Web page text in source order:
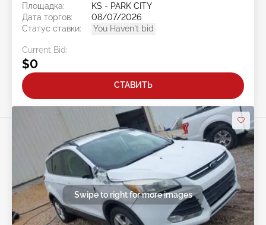
Площадка:
KS - PARK CITY
Дата торгов:
08/07/2026
Статус ставки:
You Haven't bid
Current Bid:
$0
СТАВИТЬ
Swipe to right for more images